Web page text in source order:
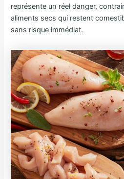
représente un réel danger,
aliments secs qui restent
sans risque immédiat.